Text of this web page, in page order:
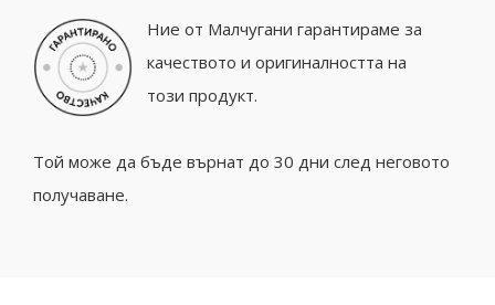
Ние от Малчугани гарантираме за
качеството и оригиналността на
този продукт.
Той може да бъде върнат до 30 дни след неговото
получаване.